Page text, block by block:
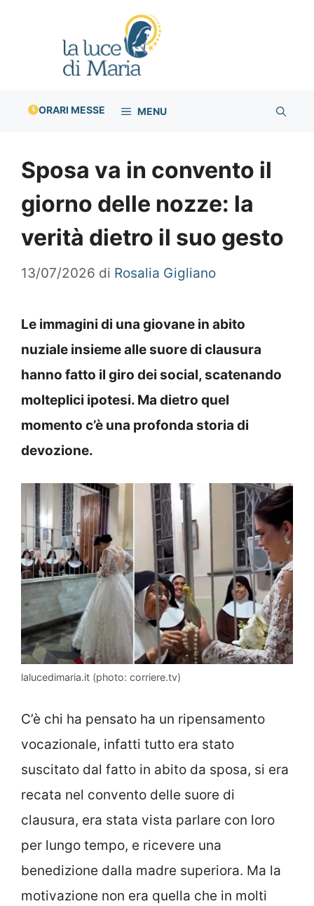
ORARI MESSE MENU
Sposa va in convento il
giorno delle nozze: la
verità dietro il suo gesto
13/07/2026 di Rosalia Gigliano
Le immagini di una giovane in abito
nuziale insieme alle suore di clausura
hanno fatto il giro dei social, scatenando
molteplici ipotesi. Ma dietro quel
momento c’è una profonda storia di
devozione.
lalucedimaria.it (photo: corriere.tv)
C’è chi ha pensato ha un ripensamento
vocazionale, infatti tutto era stato
suscitato dal fatto in abito da sposa, si era
recata nel convento delle suore di
clausura, era stata vista parlare con loro
per lungo tempo, e ricevere una
benedizione dalla madre superiora. Ma la
motivazione non era quella che in molti